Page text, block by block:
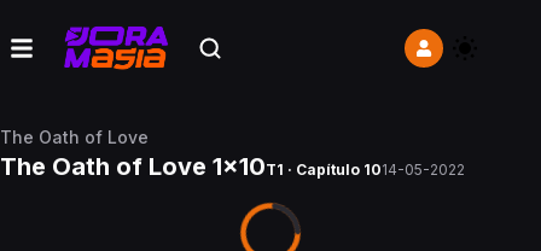
The Oath of Love
The Oath of Love 1x10T1 · Capítulo 1014-05-2022